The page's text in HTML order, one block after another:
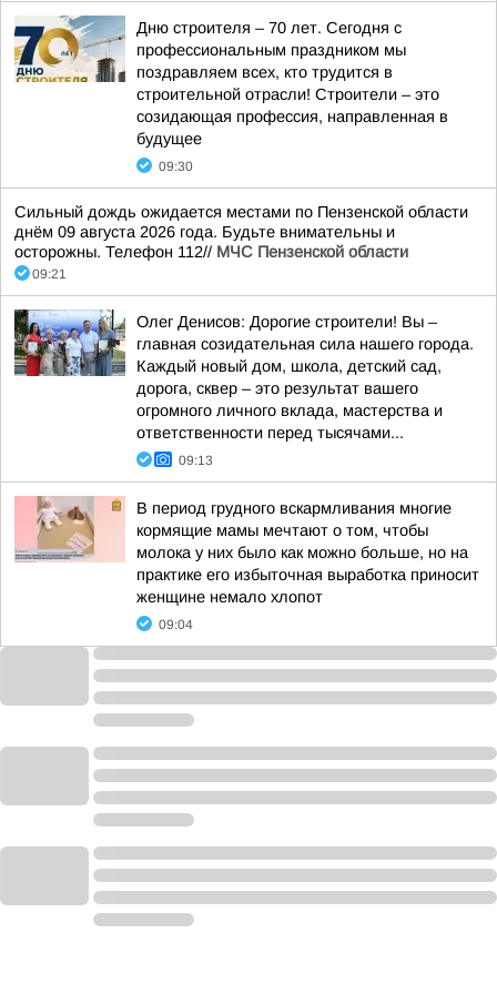
Дню строителя – 70 лет. Сегодня с
профессиональным праздником мы
поздравляем всех, кто трудится в
строительной отрасли! Строители – это
созидающая профессия, направленная в
будущее
09:30
Сильный дождь ожидается местами по Пензенской области
днём 09 августа 2026 года. Будьте внимательны и
осторожны. Телефон 112// МЧС Пензенской области
09:21
Олег Денисов: Дорогие строители! Вы –
главная созидательная сила нашего города.
Каждый новый дом, школа, детский сад,
дорога, сквер – это результат вашего
огромного личного вклада, мастерства и
ответственности перед тысячами...
09:13
В период грудного вскармливания многие
кормящие мамы мечтают о том, чтобы
молока у них было как можно больше, но на
практике его избыточная выработка приносит
женщине немало хлопот
09:04